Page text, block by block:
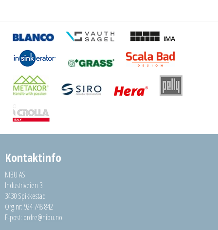
Kontaktinfo
NIBU AS
Industriveien 3
3430 Spikkestad
Org.nr: 924 748 842
E-post: ordre@nibu.no